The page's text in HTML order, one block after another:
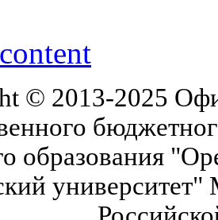
© 2013-2025
образования
университет"